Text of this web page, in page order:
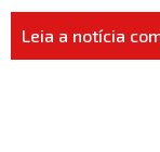
Leia a notícia